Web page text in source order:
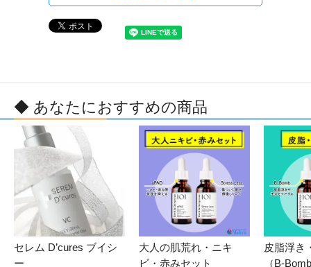
◆ あなたにおすすめの商品
セレム D’cures ブイシ
ー
大人の肌荒れ・ニキ
ビ・赤みセット
皮脂浮き
（B-